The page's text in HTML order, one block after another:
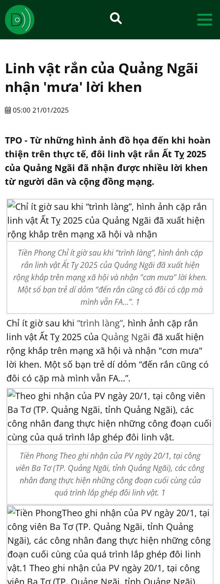
Linh vật rắn của Quảng Ngãi
nhận 'mưa' lời khen
05:00 21/01/2025
TPO - Từ những hình ảnh đồ họa đến khi hoàn
thiện trên thực tế, đôi linh vật rắn Ất Tỵ 2025
của Quảng Ngãi đã nhận được nhiều lời khen
từ người dân và cộng đồng mạng.
Tiền Phong Chỉ ít giờ sau khi “trình làng”, hình ảnh cặp
rắn linh vật Ất Tỵ 2025 của Quảng Ngãi đã xuất hiện
rộng khắp trên mạng xã hội và nhận "cơn mưa" lời khen.
Một số bạn trẻ dí dỏm “đến rắn cũng có đôi có cặp mà
mình vẫn FA…”. 1
Chỉ ít giờ sau khi “trình làng”, hình ảnh cặp rắn
linh vật Ất Tỵ 2025 của Quảng Ngãi đã xuất hiện
rộng khắp trên mạng xã hội và nhận "cơn mưa"
lời khen. Một số bạn trẻ dí dỏm “đến rắn cũng có
đôi có cặp mà mình vẫn FA…”.
Tiền Phong Theo ghi nhận của PV ngày 20/1, tại công
viên Ba Tơ (TP. Quảng Ngãi, tỉnh Quảng Ngãi), các công
nhân đang thực hiện những công đoạn cuối cùng của
quá trình lắp ghép đôi linh vật. 1